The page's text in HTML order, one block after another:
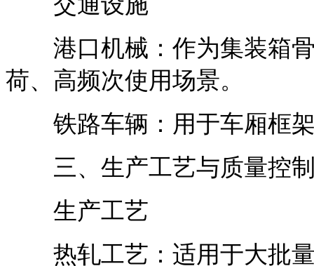
港口机械：作为集装箱骨
荷、高频次使用场景。
铁路车辆：用于车厢框架
三、生产工艺与质量控
生产工艺
热轧工艺：适用于大批量